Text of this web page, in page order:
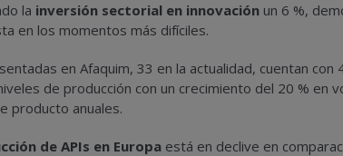
la inversión sectorial en innovación un 6 %,
en los momentos más difíciles.
en Afaquim, 33 en la actualidad, cuentan con
de producción con un crecimiento del 20 % en
producto anuales.
de APIs en Europa está en declive en